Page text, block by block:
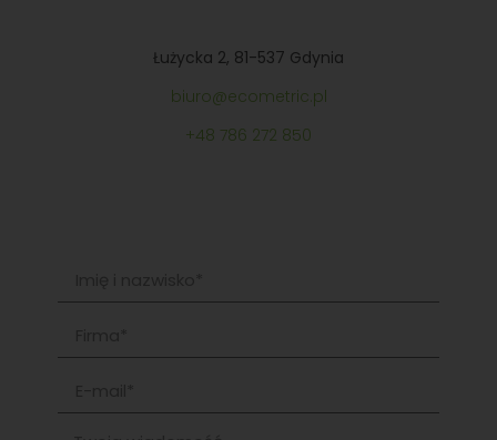
Łużycka 2, 81-537 Gdynia
biuro@ecometric.pl
+48 786 272 850